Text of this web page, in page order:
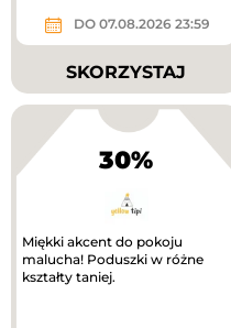
DO 07.08.2026 23:59
SKORZYSTAJ
30%
Miękki akcent do pokoju
malucha! Poduszki w różne
kształty taniej.